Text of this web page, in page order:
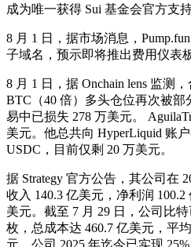
成为唯一获得 Sui 基金会官方支
8 月 1 日，据市场消息，
子域名，预示即将推出费用仪表
8 月 1 日，据 Onchain lens 监测
BTC（40 倍）多头仓位再次被
易中已损失 278 万美元。
美元。他总共向 HyperLiquid 账
USDC，目前仅剩 20 万美元。
据 Strategy 官方公告，其公司在
收入 140.3 亿美元，净利润
美元。截至 7 月 29 日，公司比
枚，总成本达 460.7 亿美元，平
元。公司 2025 年迄今已实现